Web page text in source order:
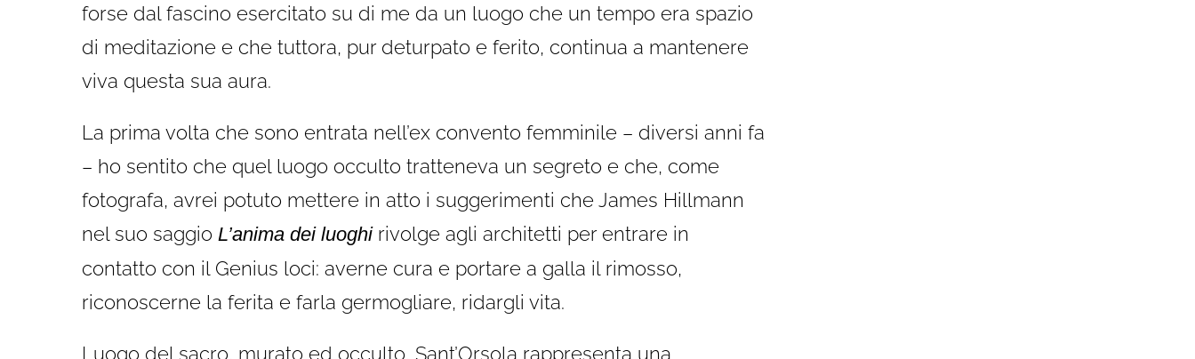
forse dal fascino esercitato su di me da un luogo che un tempo era spazio
di meditazione e che tuttora, pur deturpato e ferito, continua a mantenere
viva questa sua aura.
La prima volta che sono entrata nell’ex convento femminile – diversi anni fa
– ho sentito che quel luogo occulto tratteneva un segreto e che, come
fotografa, avrei potuto mettere in atto i suggerimenti che James Hillmann
nel suo saggio L’anima dei luoghirivolge agli architetti per entrare in
contatto con il Genius loci: averne cura e portare a galla il rimosso,
riconoscerne la ferita e farla germogliare, ridargli vita.
Luogo del sacro, murato ed occulto, Sant’Orsola rappresenta una